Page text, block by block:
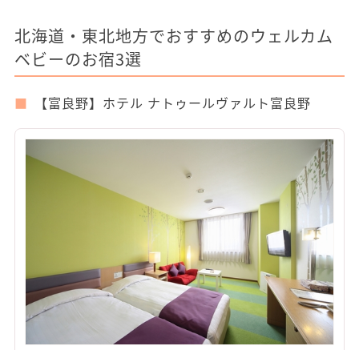
北海道・東北地方でおすすめのウェルカム
ベビーのお宿3選
【富良野】ホテル ナトゥールヴァルト富良野